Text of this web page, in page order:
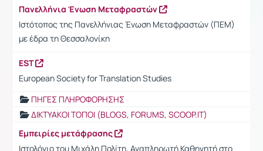
Πανελλήνια Ένωση Μεταφραστών
Ιστότοπος της Πανελλήνιας Ένωση Μεταφραστών (ΠΕΜ)
με έδρα τη Θεσσαλονίκη
EST
European Society for Translation Studies
ΠΗΓΕΣ ΠΛΗΡΟΦΟΡΗΣΗΣ
ΔΙΚΤΥΑΚΟΙ ΤΟΠΟΙ (BLOGS, FORUMS, SCOOP.IT)
Εμπειρίες μετάφρασης
Ιστολόγιο του Μιχάλη Πολίτη, Αναπληρωτή Καθηγητή στο